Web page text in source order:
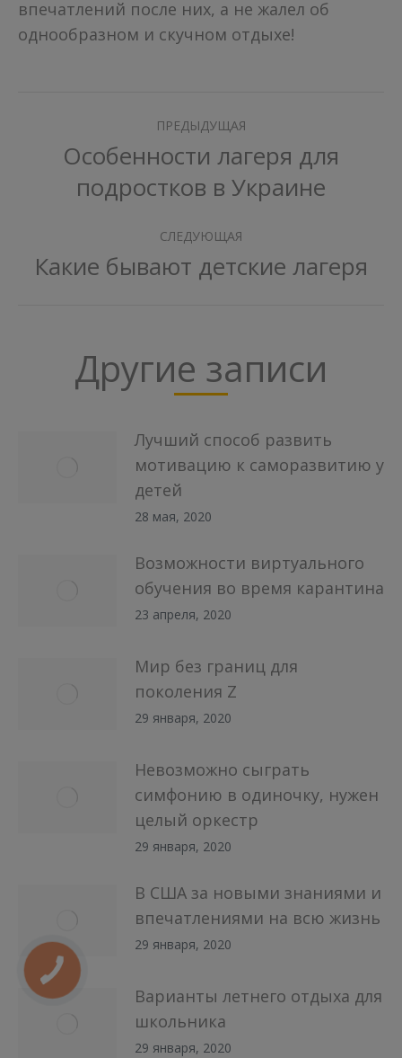
впечатлений после них, а не жалел об
однообразном и скучном отдыхе!
Навигация
по
записям
ПРЕДЫДУЩАЯ
Предыдущая
запись:
Особенности лагеря для
подростков в Украине
СЛЕДУЮЩАЯ
Следующая
Какие бывают детские лагеря
Другие записи
Лучший способ развить
мотивацию к саморазвитию у
детей
28 мая, 2020
Возможности виртуального
обучения во время карантина
23 апреля, 2020
Мир без границ для
поколения Z
29 января, 2020
Невозможно сыграть
симфонию в одиночку, нужен
целый оркестр
29 января, 2020
В США за новыми знаниями и
впечатлениями на всю жизнь
29 января, 2020
Варианты летнего отдыха для
школьника
29 января, 2020